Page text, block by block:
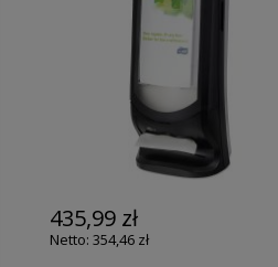
435,99 zł
354,46 zł